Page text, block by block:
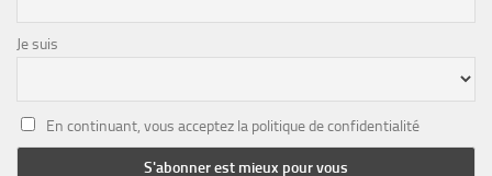
Je suis
En continuant, vous acceptez la politique de confidentialité